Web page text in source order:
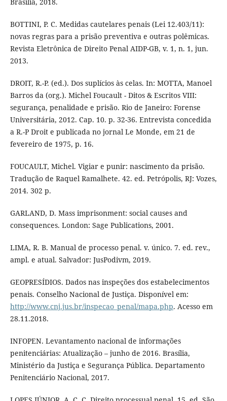
BOTTINI, P. C. Medidas cautelares penais (Lei 12.403/11):
novas regras para a prisão preventiva e outras polêmicas.
Revista Eletrônica de Direito Penal AIDP-GB, v. 1, n. 1, jun.
2013.
DROIT, R.-P. (ed.). Dos suplícios às celas. In: MOTTA, Manoel
Barros da (org.). Michel Foucault - Ditos & Escritos VIII:
segurança, penalidade e prisão. Rio de Janeiro: Forense
Universitária, 2012. Cap. 10. p. 32-36. Entrevista concedida
a R.-P Droit e publicada no jornal Le Monde, em 21 de
fevereiro de 1975, p. 16.
FOUCAULT, Michel. Vigiar e punir: nascimento da prisão.
Tradução de Raquel Ramalhete. 42. ed. Petrópolis, RJ: Vozes,
2014. 302 p.
GARLAND, D. Mass imprisonment: social causes and
consequences. London: Sage Publications, 2001.
LIMA, R. B. Manual de processo penal. v. único. 7. ed. rev.,
ampl. e atual. Salvador: JusPodivm, 2019.
GEOPRESÍDIOS. Dados nas inspeções dos estabelecimentos
penais. Conselho Nacional de Justiça. Disponível em:
http://www.cnj.jus.br/inspecao_penal/mapa.php. Acesso em
28.11.2018.
INFOPEN. Levantamento nacional de informações
penitenciárias: Atualização – junho de 2016. Brasília,
Ministério da Justiça e Segurança Pública. Departamento
Penitenciário Nacional, 2017.